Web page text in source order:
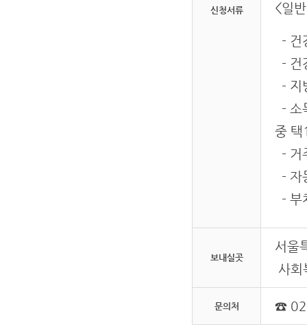
신청서류 <일
- 건
- 건
- 지
- 소
중 택
- 거
- 자
- 부
보내실곳
서울
사
문의처 ☎